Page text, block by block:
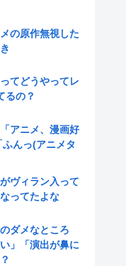
の原作無視した
てどうやってレ
るの？
アニメ、漫画好
んっ(アニメタ
ヴィラン入って
ってたよな
のダメなところ
」「演出が鼻に